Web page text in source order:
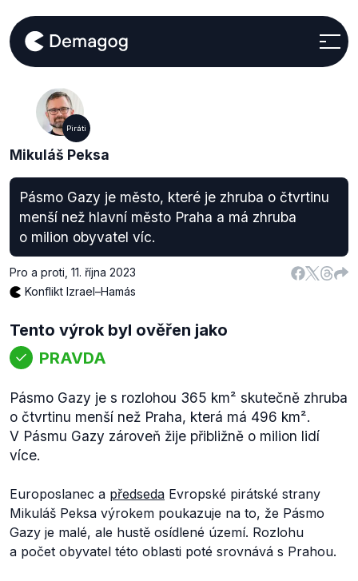
Piráti
Mikuláš Peksa
Pásmo Gazy je město, které je zhruba o čtvrtinu
menší než hlavní město Praha a má zhruba
o milion obyvatel víc.
Pro a proti 11. října 2023
Konflikt Izrael–Hamás
Tento výrok byl ověřen jako
PRAVDA
Pásmo Gazy je s rozlohou 365 km² skutečně zhruba
o čtvrtinu menší než Praha, která má 496 km².
V Pásmu Gazy zároveň žije přibližně o milion lidí
více.
Europoslanec a předseda Evropské pirátské strany
Mikuláš Peksa výrokem poukazuje na to, že Pásmo
Gazy je malé, ale hustě osídlené území. Rozlohu
a počet obyvatel této oblasti poté srovnává s Prahou.